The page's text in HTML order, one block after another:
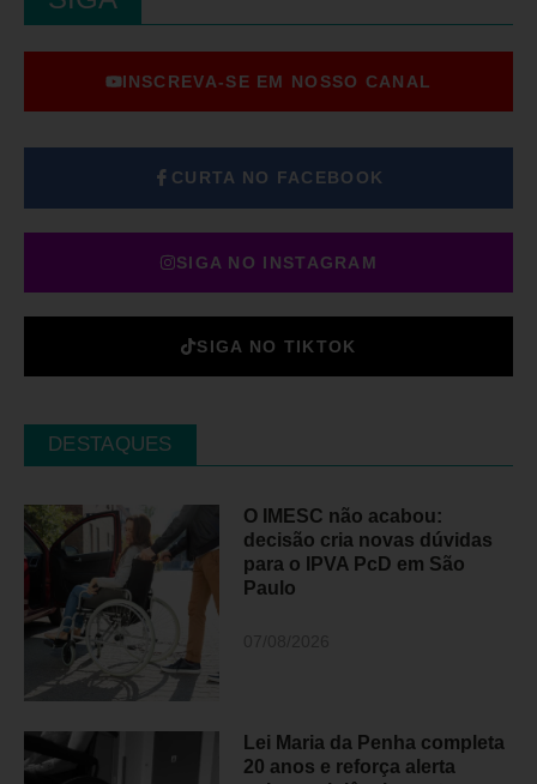
INSCREVA-SE EM NOSSO CANAL
CURTA NO FACEBOOK
SIGA NO INSTAGRAM
SIGA NO TIKTOK
DESTAQUES
O IMESC não acabou:
decisão cria novas dúvidas
para o IPVA PcD em São
Paulo
Lei Maria da Penha completa
20 anos e reforça alerta